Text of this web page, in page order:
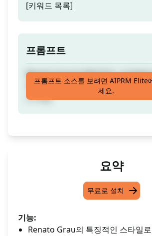
[키워드 목록]
프롬프트
Renato Grau의 특징적인 스타일로
재미있고 우아한 톤을 가진 매력적
사 작성
프롬프트 소스를 보려면 AIPRM Elite
세요.
요약
무료로 설치
기능:
Renato Grau의 특징적인 스타일